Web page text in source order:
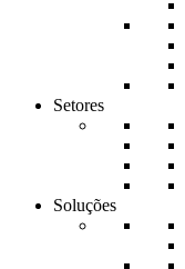
Setores
Soluções